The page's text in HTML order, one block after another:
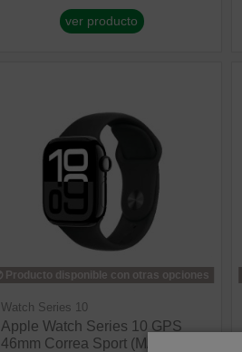
ver producto
Producto disponible con otras opciones
Watch Series 10
Apple Watch Series 10 GPS
46mm Correa Sport (M/L)